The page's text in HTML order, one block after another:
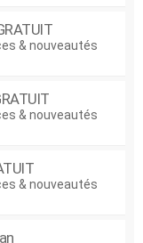
& nouveautés
& nouveautés
& nouveautés